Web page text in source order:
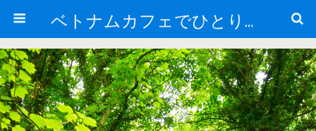
ベトナムカフェでひとりごと